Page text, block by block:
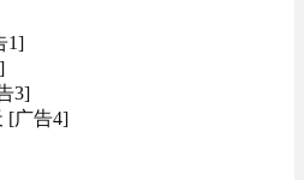
1]
3]
[广告4]